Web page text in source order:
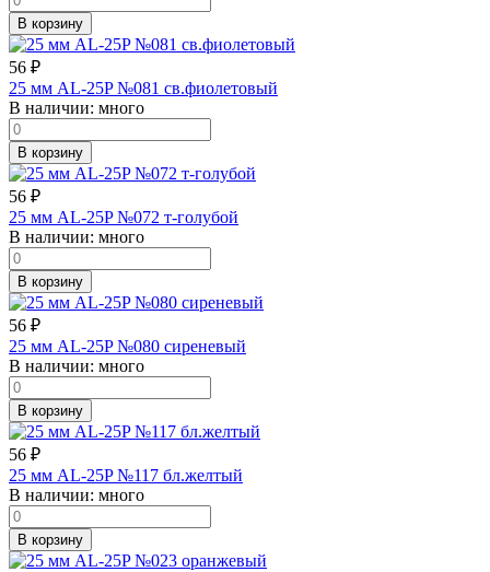
В корзину
56 ₽
25 мм AL-25P №081 св.фиолетовый
В наличии: много
В корзину
56 ₽
25 мм AL-25P №072 т-голубой
В наличии: много
В корзину
56 ₽
25 мм AL-25P №080 сиреневый
В наличии: много
В корзину
56 ₽
25 мм AL-25P №117 бл.желтый
В наличии: много
В корзину